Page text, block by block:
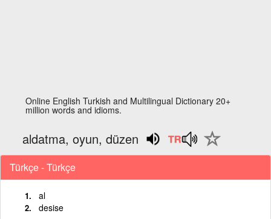
Online English Turkish and Multilingual Dictionary 20+
million words and idioms.
aldatma, oyun, düzen
Türkçe - Türkçe
al
desise